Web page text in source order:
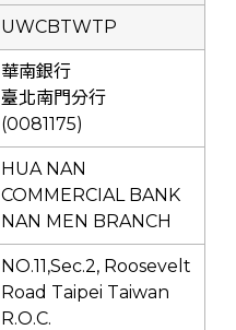
UWCBTWTP
華南銀行
臺北南門分行
(0081175)
HUA NAN
COMMERCIAL BANK
NAN MEN BRANCH
NO.11,Sec.2, Roosevelt
Road Taipei Taiwan
R.O.C.